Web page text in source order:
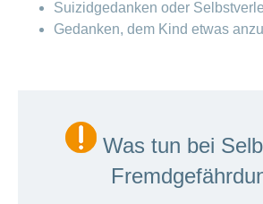
Suizidgedanken oder
Gedanken, dem Kind etwas
Was tun bei